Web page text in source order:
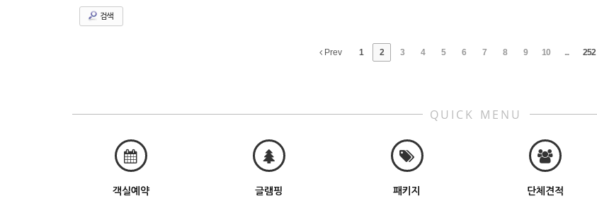
검색
Prev 1 2 3 4 5 6 7 8 9 10 ... 252
QUICK MENU
객실예약 글램핑 패키지 단체견적